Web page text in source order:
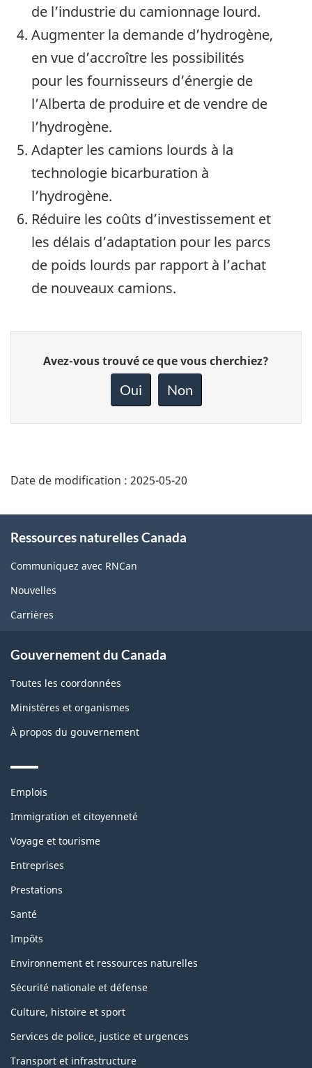
de l’industrie du camionnage lourd.
Augmenter la demande d’hydrogène,
en vue d’accroître les possibilités
pour les fournisseurs d’énergie de
l’Alberta de produire et de vendre de
l’hydrogène.
Adapter les camions lourds à la
technologie bicarburation à
l’hydrogène.
Réduire les coûts d’investissement et
les délais d’adaptation pour les parcs
de poids lourds par rapport à l’achat
de nouveaux camions.
Donnez
votre
page
Avez-vous trouvé ce que vous cherchiez?
Oui Non
Date de modification : 2025-05-20
this
site
Ressources naturelles Canada
Communiquez avec RNCan
Nouvelles
Carrières
Gouvernement du Canada
Toutes les coordonnées
Ministères et organismes
À propos du gouvernement
Themes
topics
Emplois
Immigration et citoyenneté
Voyage et tourisme
Entreprises
Prestations
Santé
Impôts
Environnement et ressources naturelles
Sécurité nationale et défense
Culture, histoire et sport
Services de police, justice et urgences
Transport et infrastructure